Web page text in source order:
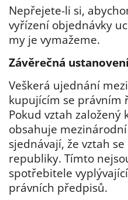
Nepřejete-li si,
vyřízení objednávky
my je vymažeme.
Závěrečná
Veškerá ujednání
kupujícím se právním
Pokud vztah založený
obsahuje
sjednávají, že vztah
republiky. Tímto
spotřebitele
právních předpisů.